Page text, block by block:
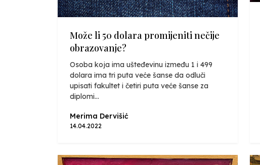
Može li 50 dolara promijeniti nečije
obrazovanje?
Osoba koja ima ušteđevinu između 1 i 499
dolara ima tri puta veće šanse da odluči
upisati fakultet i četiri puta veće šanse za
diplomi...
Merima Dervišić
14.04.2022